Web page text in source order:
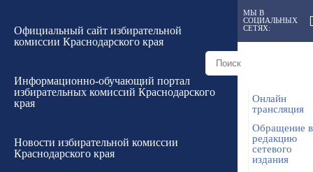
Официальный сайт избирательной
комиссии Краснодарского края
Информационно-обучающий портал
избирательных комиссий Краснодарского
края
Новости избирательной комиссии
Краснодарского края
МЫ В
СОЦИАЛЬНЫХ
СЕТЯХ:
Онлайн
трансляция
Обращение в
редакцию
сетевого
издания